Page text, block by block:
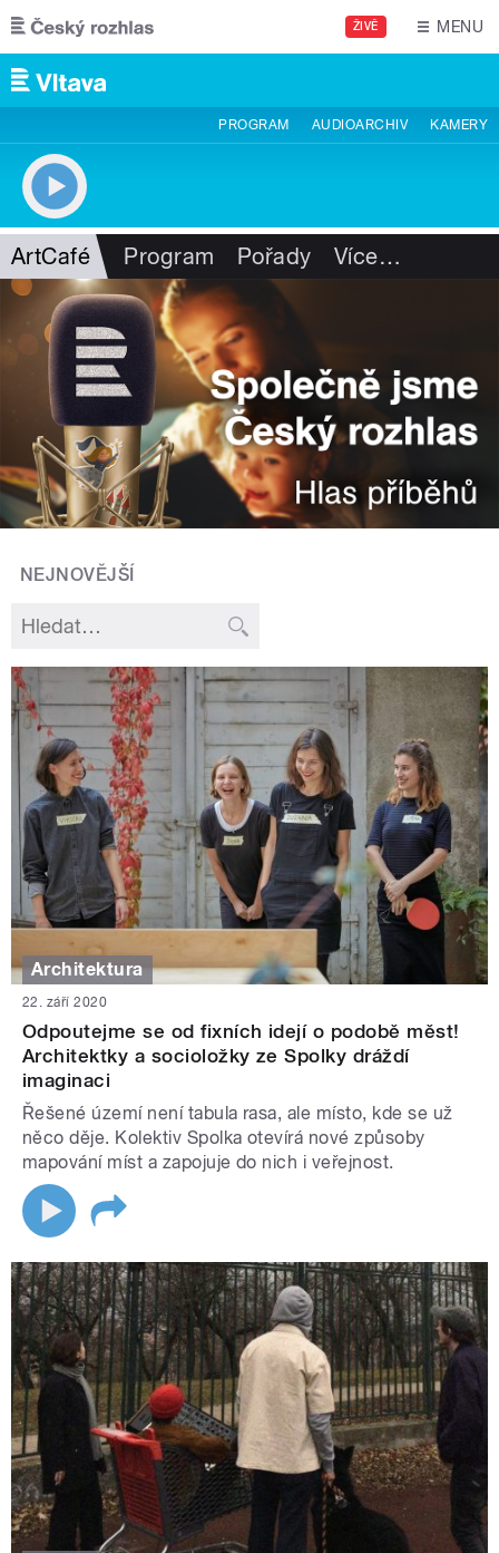
Přejít k hlavnímu obsahu
ŽIVĚ MENU
PROGRAM AUDIOARCHIV KAMERY
ArtCafé Program Pořady Více…
NEJNOVĚJŠÍ
Architektura
22. září 2020
Odpoutejme se od fixních idejí o podobě měst!
Architektky a socioložky ze Spolky dráždí
imaginaci
Řešené území není tabula rasa, ale místo, kde se už
něco děje. Kolektiv Spolka otevírá nové způsoby
mapování míst a zapojuje do nich i veřejnost.